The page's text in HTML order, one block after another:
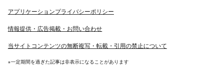
アプリケーションプライバシーポリシー
情報提供・広告掲載・お問い合わせ
当サイトコンテンツの無断複写・転載・引用の禁止について
※一定期間を過ぎた記事は非表示になることがあります